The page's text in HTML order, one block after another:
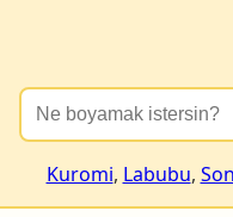
Kuromi, Labubu,